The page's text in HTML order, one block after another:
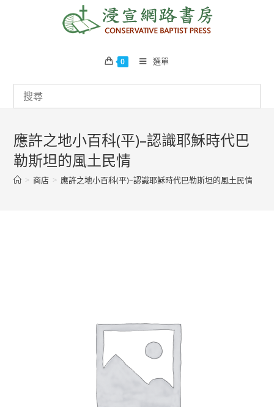
0 選單
應許之地小百科(平)–認識耶穌時代巴
勒斯坦的風土民情
> 商店 > 應許之地小百科(平)–認識耶穌時代巴勒斯坦的風土民情